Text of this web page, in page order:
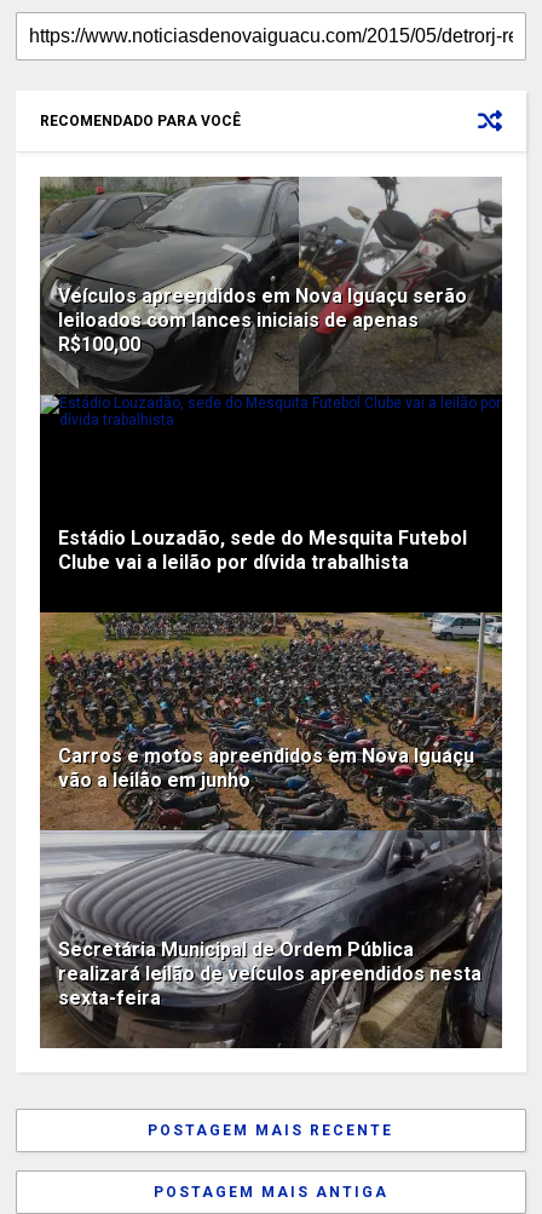
RECOMENDADO PARA VOCÊ
Veículos apreendidos em Nova Iguaçu serão
leiloados com lances iniciais de apenas
R$100,00
Estádio Louzadão, sede do Mesquita Futebol
Clube vai a leilão por dívida trabalhista
Carros e motos apreendidos em Nova Iguaçu
vão a leilão em junho
Secretária Municipal de Ordem Pública
realizará leilão de veículos apreendidos nesta
sexta-feira
POSTAGEM MAIS RECENTE
POSTAGEM MAIS ANTIGA